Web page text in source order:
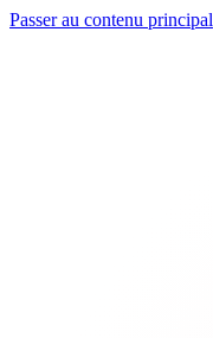
Passer au contenu principal